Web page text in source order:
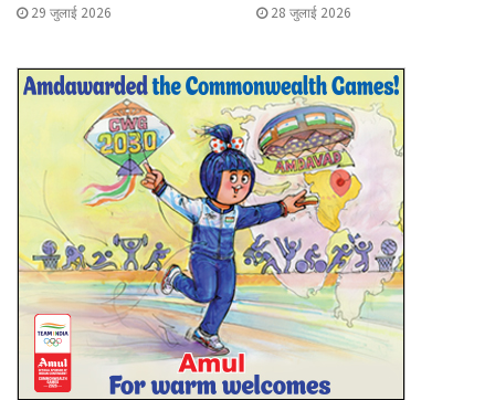
29 जुलाई 2026 28 जुलाई 2026